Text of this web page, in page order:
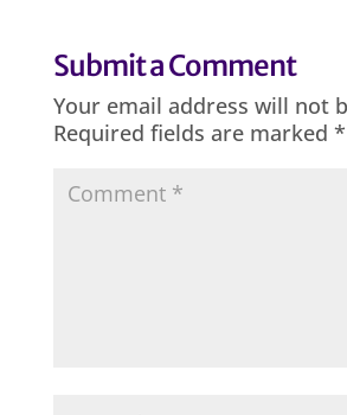
Submit a Comment
Your email address will not
Required fields are marked *